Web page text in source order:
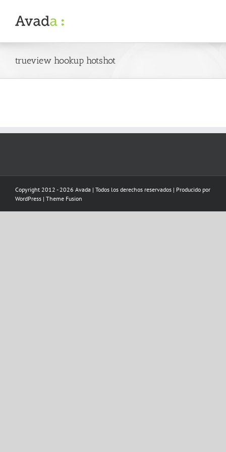
content
trueview hookup hotshot
Copyright 2012 - 2026 Avada | Todos los derechos reservados | Producido por
WordPress | Theme Fusion